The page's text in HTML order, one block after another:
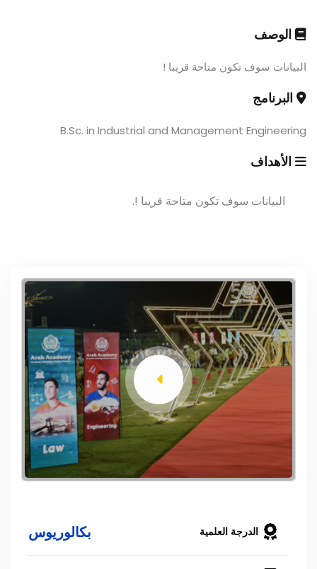
الوصف
البيانات سوف تكون متاحة قريبا !
البرنامج
B.Sc. in Industrial and Management Engineering
الأهداف
البيانات سوف تكون متاحة قريبا !.
الدرجة العلمية بكالوريوس